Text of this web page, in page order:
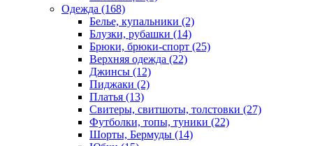
Одежда (168)
Белье, купальники (2)
Блузки, рубашки (14)
Брюки, брюки-спорт (25)
Верхняя одежда (22)
Джинсы (12)
Пиджаки (2)
Платья (13)
Свитеры, свитшоты, толстовки (27)
Футболки, топы, туники (22)
Шорты, Бермуды (14)